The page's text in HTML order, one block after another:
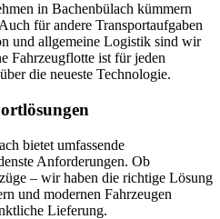
in Bachenbülach kümmern
für andere Transportaufgaben
und allgemeine Logistik sind wir
Fahrzeugflotte ist für jeden
die neueste Technologie.
bietet umfassende
Anforderungen. Ob
– wir haben die richtige Lösung
und modernen Fahrzeugen
Lieferung.